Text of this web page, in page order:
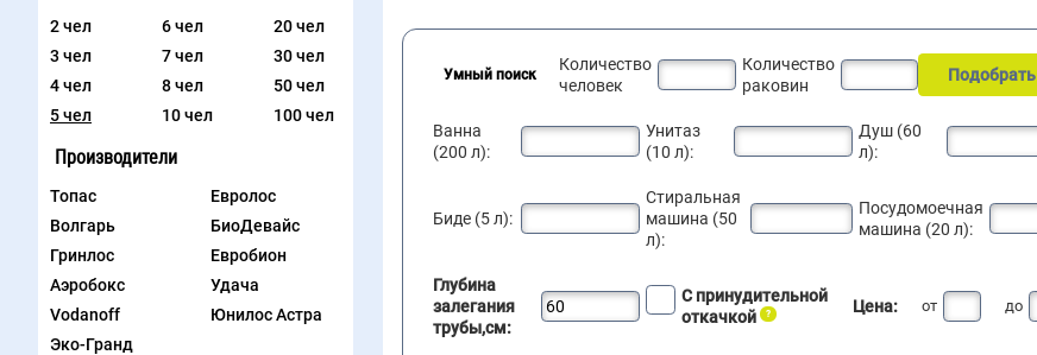
2 чел
3 чел
4 чел
5 чел
6 чел
7 чел
8 чел
10 чел
20 чел
30 чел
50 чел
100 чел
Производители
Топас
Евролос
Волгарь
БиоДевайс
Гринлос
Евробион
Аэробокс
Удача
Vodanoff
Юнилос Астра
Эко-Гранд
Умный поиск
Количество
человек
Количество
раковин
Подобрать
Ванна
(200 л):
Унитаз
(10 л):
Душ (60
л):
Биде (5 л):
Стиральная
машина (50
л):
Посудомоечная
машина (20 л):
Глубина
залегания
трубы,см:
С принудительной
откачкой
Цена: от до